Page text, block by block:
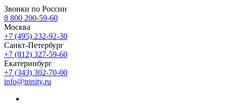
Звонки по России
8 800 200-59-60
Москва
+7 (495) 232-92-30
Санкт-Петербург
+7 (812) 327-59-60
Екатеринбург
+7 (343) 302-70-00
info@trinity.ru